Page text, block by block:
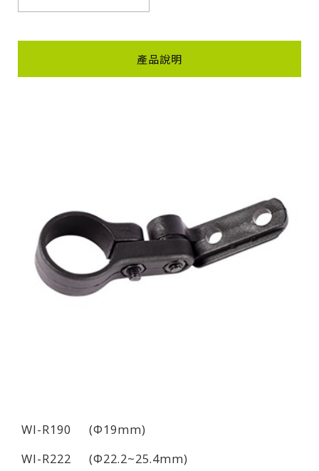
產品說明
WI-R190 (Φ19mm)
WI-R222 (Φ22.2~25.4mm)